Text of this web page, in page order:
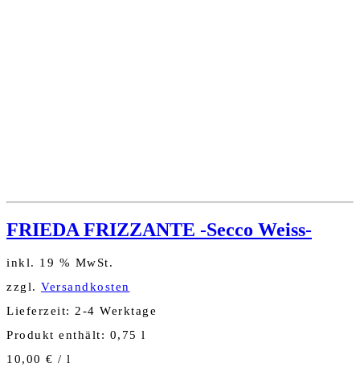
FRIEDA FRIZZANTE -Secco Weiss-
inkl. 19 % MwSt.
zzgl. Versandkosten
Lieferzeit: 2-4 Werktage
Produkt enthält: 0,75 l
10,00 € / l